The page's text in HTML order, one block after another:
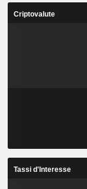
Criptovalute
Tassi d'Interesse